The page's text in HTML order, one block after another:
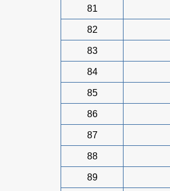
81
82
83
84
85
86
87
88
89